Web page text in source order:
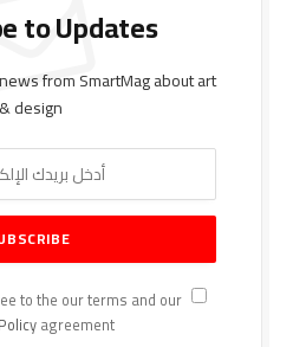
to Updates
from SmartMag about art
& design.
By signing up, you agree to the our terms and our
agreement.